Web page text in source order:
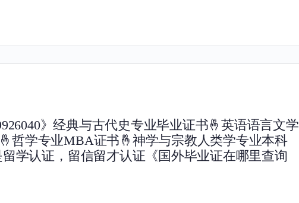
》经典与古代史专业毕业证书🤞英语语言文学
哲学专业MBA证书🤞神学与宗教人类学专业本科
学认证，留信留才认证《国外毕业证在哪里查询